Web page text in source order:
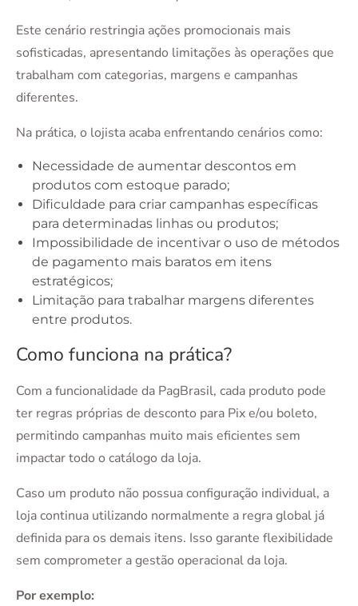
Este cenário restringia ações promocionais mais
sofisticadas, apresentando limitações às operações que
trabalham com categorias, margens e campanhas
diferentes.
Na prática, o lojista acaba enfrentando cenários como:
Necessidade de aumentar descontos em
produtos com estoque parado;
Dificuldade para criar campanhas específicas
para determinadas linhas ou produtos;
Impossibilidade de incentivar o uso de métodos
de pagamento mais baratos em itens
estratégicos;
Limitação para trabalhar margens diferentes
entre produtos.
Como funciona na prática?
Com a funcionalidade da PagBrasil, cada produto pode
ter regras próprias de desconto para Pix e/ou boleto,
permitindo campanhas muito mais eficientes sem
impactar todo o catálogo da loja.
Caso um produto não possua configuração individual, a
loja continua utilizando normalmente a regra global já
definida para os demais itens. Isso garante flexibilidade
sem comprometer a gestão operacional da loja.
Por exemplo: